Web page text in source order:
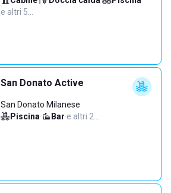
e altri 5…
San Donato Active
San Donato Milanese
Piscina· Bar·e altri 2…